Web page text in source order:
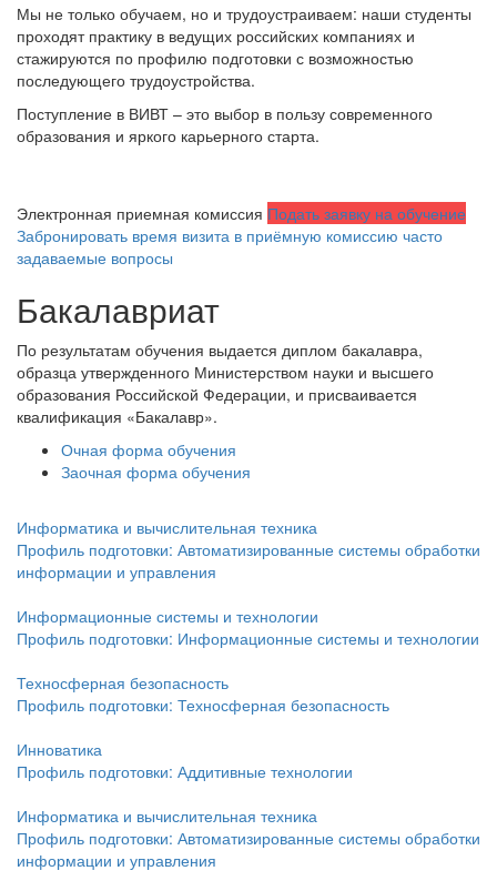
Мы не только обучаем, но и трудоустраиваем: наши студенты
проходят практику в ведущих российских компаниях и
стажируются по профилю подготовки с возможностью
последующего трудоустройства.
Поступление в ВИВТ – это выбор в пользу современного
образования и яркого карьерного старта.
Электронная приемная комиссия Подать заявку на обучение
Забронировать время визита в приёмную комиссию часто
задаваемые вопросы
Бакалавриат
По результатам обучения выдается диплом бакалавра,
образца утвержденного Министерством науки и высшего
образования Российской Федерации, и присваивается
квалификация «Бакалавр».
Очная форма обучения
Заочная форма обучения
Информатика и вычислительная техника
Профиль подготовки: Автоматизированные системы обработки
информации и управления
Информационные системы и технологии
Профиль подготовки: Информационные системы и технологии
Техносферная безопасность
Профиль подготовки: Техносферная безопасность
Инноватика
Профиль подготовки: Аддитивные технологии
Информатика и вычислительная техника
Профиль подготовки: Автоматизированные системы обработки
информации и управления